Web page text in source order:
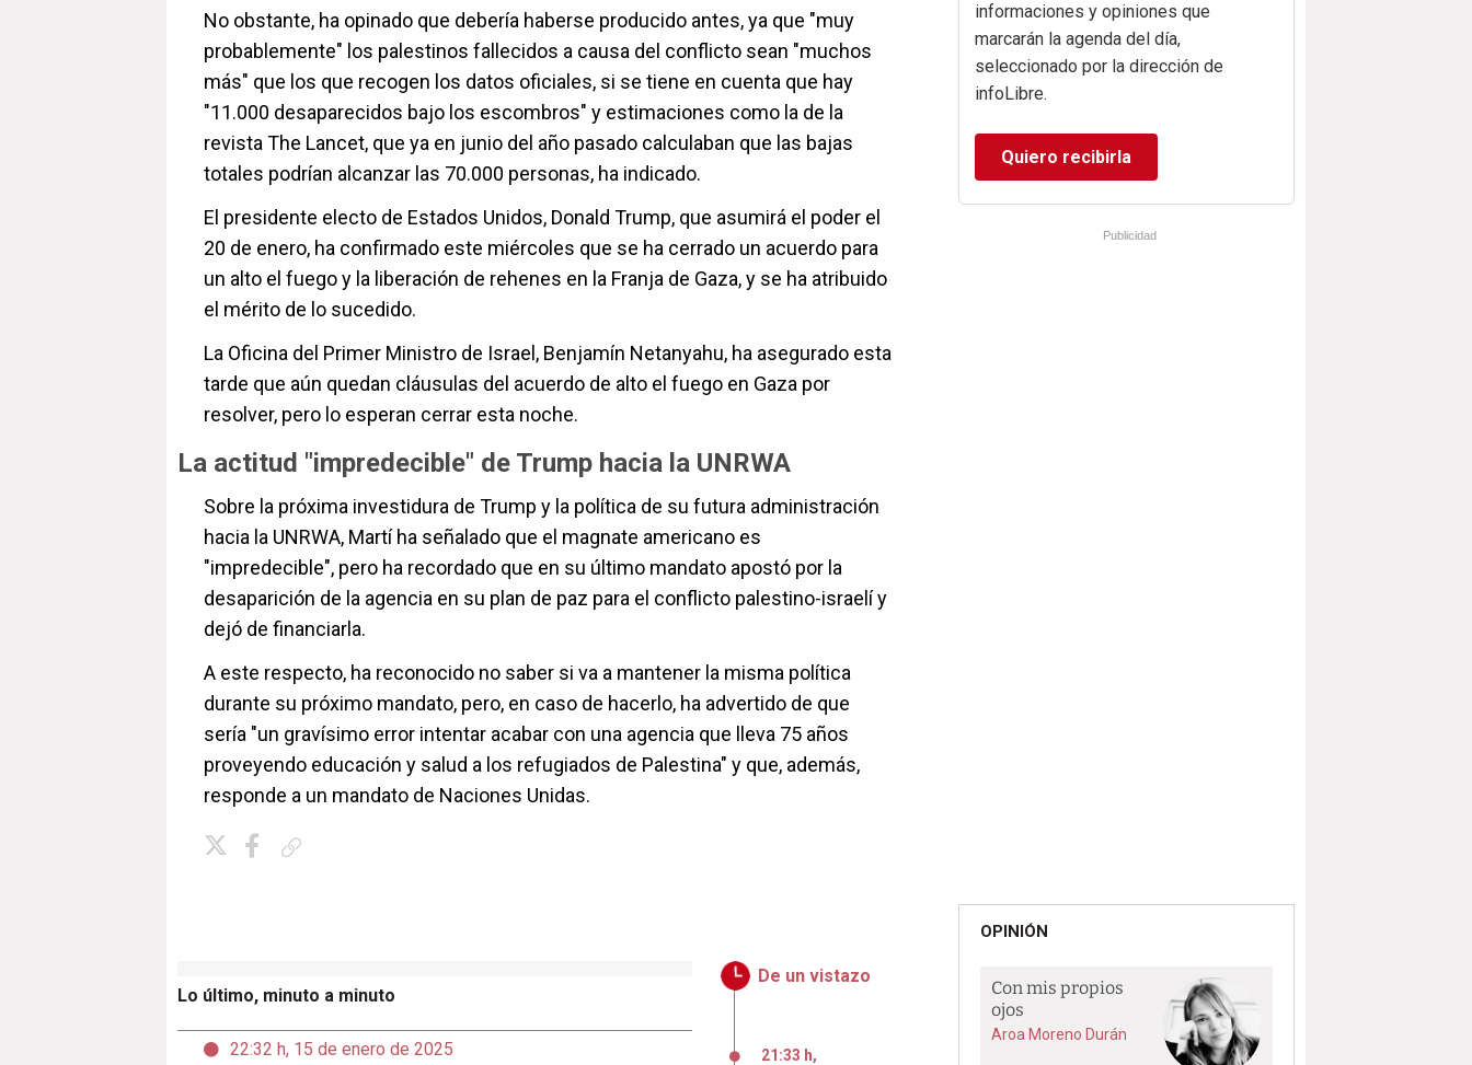
No obstante, ha opinado que debería haberse producido antes, ya que "muy
probablemente" los palestinos fallecidos a causa del conflicto sean "muchos
más" que los que recogen los datos oficiales, si se tiene en cuenta que hay
"11.000 desaparecidos bajo los escombros" y estimaciones como la de la
revista The Lancet, que ya en junio del año pasado calculaban que las bajas
totales podrían alcanzar las 70.000 personas, ha indicado.
El presidente electo de Estados Unidos, Donald Trump, que asumirá el poder el
20 de enero, ha confirmado este miércoles que se ha cerrado un acuerdo para
un alto el fuego y la liberación de rehenes en la Franja de Gaza, y se ha atribuido
el mérito de lo sucedido.
La Oficina del Primer Ministro de Israel, Benjamín Netanyahu, ha asegurado esta
tarde que aún quedan cláusulas del acuerdo de alto el fuego en Gaza por
resolver, pero lo esperan cerrar esta noche.
La actitud "impredecible" de Trump hacia la UNRWA
Sobre la próxima investidura de Trump y la política de su futura administración
hacia la UNRWA, Martí ha señalado que el magnate americano es
"impredecible", pero ha recordado que en su último mandato apostó por la
desaparición de la agencia en su plan de paz para el conflicto palestino-israelí y
dejó de financiarla.
A este respecto, ha reconocido no saber si va a mantener la misma política
durante su próximo mandato, pero, en caso de hacerlo, ha advertido de que
sería "un gravísimo error intentar acabar con una agencia que lleva 75 años
proveyendo educación y salud a los refugiados de Palestina" y que, además,
responde a un mandato de Naciones Unidas.
Lo último, minuto a minuto
22:32 h, 15 de enero de 2025
De un vistazo
21:33 h,
informaciones y opiniones que
marcarán la agenda del día,
seleccionado por la dirección de
infoLibre.
Quiero recibirla
Publicidad
OPINIÓN
Con mis propios
ojos
Aroa Moreno Durán